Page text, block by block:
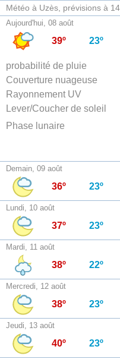
Météo à Uzès prévisions à
Aujourd'hui, 08 août
39º 23º
probabilité de pluie
Couverture nuageuse
Rayonnement UV
Lever/Coucher de soleil
Phase lunaire
Demain, 09 août
36º 23º
Lundi, 10 août
37º 23º
Mardi, 11 août
38º 22º
Mercredi, 12 août
38º 23º
Jeudi, 13 août
40º 23º